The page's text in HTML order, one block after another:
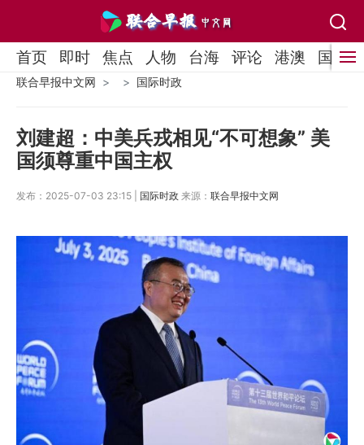
首页 即时 焦点 人物 台海 评论 港澳 国际
联合早报中文网 国际时政
刘建超：中美兵戎相见“不可想象” 美
国须尊重中国主权
发布：2025-07-03 23:15 | 国际时政 来源： 联合早报中文网